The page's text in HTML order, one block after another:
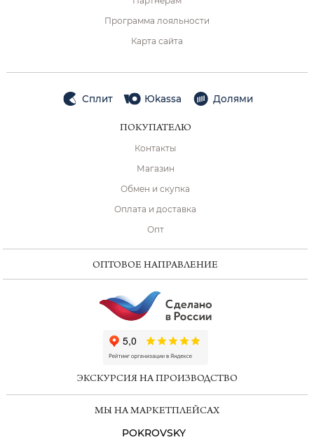
Программа лояльности
Карта сайта
Сплит Юkassa Долями
ПОКУПАТЕЛЮ
Контакты
Магазин
Обмен и скупка
Оплата и доставка
Опт
ОПТОВОЕ НАПРАВЛЕНИЕ
ЭКСКУРСИЯ НА ПРОИЗВОДСТВО
МЫ НА МАРКЕТПЛЕЙСАХ
POKROVSKY